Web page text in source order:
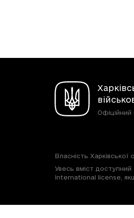
Офіційний
Власність Харківської
Увесь вміст
International license,